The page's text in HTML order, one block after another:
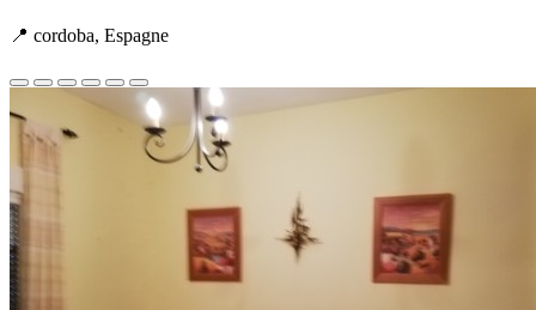
📍 cordoba, Espagne